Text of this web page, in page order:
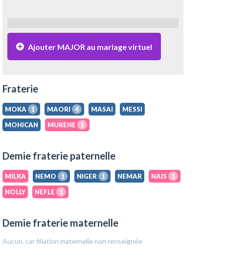
Ajouter MAJOR au mariage virtuel
Fraterie
MOKA 1 MAORI 4 MASAI
MESSI
MOHICAN
MURENE 1
Demie fraterie paternelle
MILKA NEMO 1 NIGER 1 NEMAR NAIS
1
NOLLY
NEFLE 1
Demie fraterie maternelle
Aucun, car filiation maternelle non renseignée